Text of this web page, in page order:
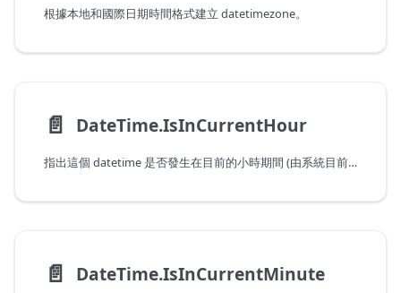
根據本地和國際日期時間格式建立 datetimezone。
📄️ DateTime.IsInCurrentHour
指出這個 datetime 是否發生在目前的小時期間 (由系統目前的日期和時間判斷)。
📄️ DateTime.IsInCurrentMinute